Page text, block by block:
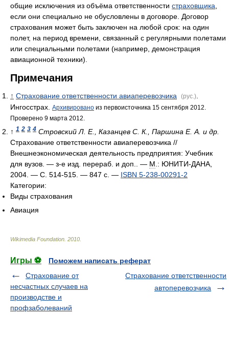
общие исключения из объёма ответственности страховщика,
если они специально не обусловлены в договоре. Договор
страхования может быть заключен на любой срок: на один
полет, на период времени, связанный с регулярными полетами
или специальными полетами (например, демонстрация
авиационной техники).
Примечания
↑ Страхование ответственности авиаперевозчика (рус.).
Ингосстрах. Архивировано из первоисточника 15 сентября 2012.
Проверено 9 марта 2012.
↑ 1 2 3 4 Стровский Л. Е., Казанцев С. К., Паршина Е. А. и др.
Страхование ответственности авиаперевозчика //
Внешнеэкономическая деятельность предприятия: Учебник
для вузов. — з-е изд. перераб. и доп.. — М .: ЮНИТИ-ДАНА,
2004. — С. 514-515. — 847 с. — ISBN 5-238-00291-2
Категории:
Виды страхования
Авиация
Wikimedia Foundation 2010
Игры ⚽
Поможем написать реферат
Страхование от
несчастных случаев на
производстве и
профзаболеваний
Страхование ответственности
автоперевозчика